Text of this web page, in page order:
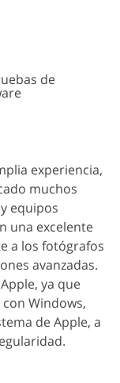
de
experiencia,
muchos
equipos
una excelente
a los fotógrafos
avanzadas.
ya que
Windows,
de Apple, a